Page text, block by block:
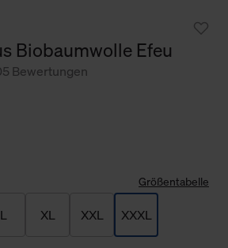
Biobaumwolle Efeu
Bewertungen
Größentabelle
L XL XXL XXXL